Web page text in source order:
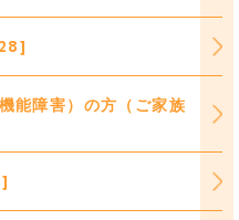
能障害）の方（ご家族